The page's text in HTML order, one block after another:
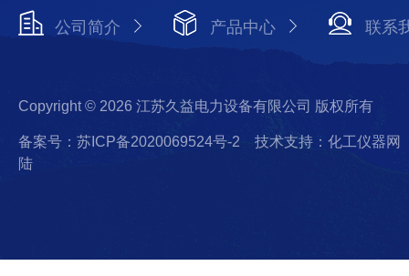
公司简介 产品中心 联系
Copyright © 2026 江苏久益电力设备有限公司 版权所有
备案号：苏ICP备2020069524号-2
技术支持：化工仪器网
陆